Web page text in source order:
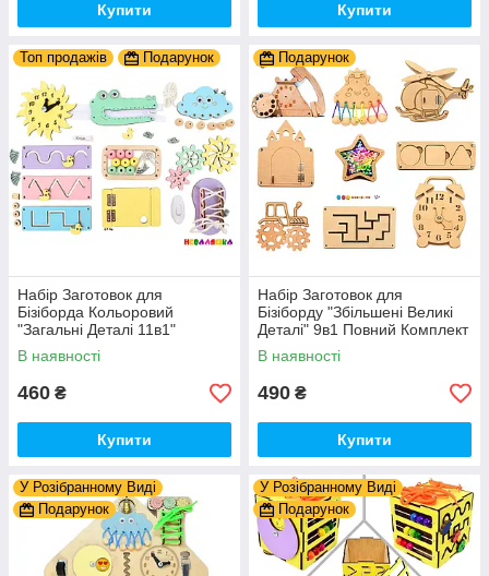
Купити Купити
Топ продажів Подарунок
Набір Заготовок для
Бізіборда Кольоровий
"Загальні Деталі 11в1"
Базовий Комплект (+Клей,
Шурупи) Набiр Заготівель
В наявності
460 ₴
Купити
Подарунок
Набір Заготовок для
Бізіборду "Збільшені Великі
Деталі" 9в1 Повний Комплект
+ Всі Кріплення
В наявності
490 ₴
Купити
У Розібранному Виді
Подарунок
У Розібранному Виді
Подарунок